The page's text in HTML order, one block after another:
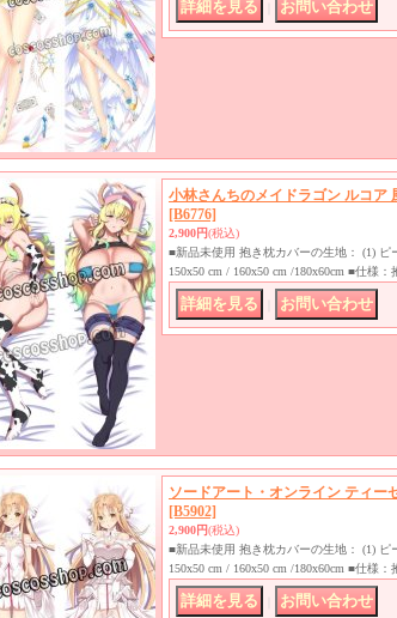
小林さんちのメイドラゴン ルコア
[B6776]
2,900円(税込)
■新品未使用 抱き枕カバーの生地： (1) ピ
150x50 cm / 160x50 cm /180x60cm ■仕様：
ソードアート・オンライン ティー
[B5902]
2,900円(税込)
■新品未使用 抱き枕カバーの生地： (1) ピ
150x50 cm / 160x50 cm /180x60cm ■仕様：